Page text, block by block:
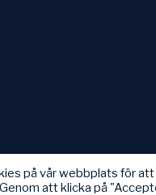
på vår webbplats för
att klicka på